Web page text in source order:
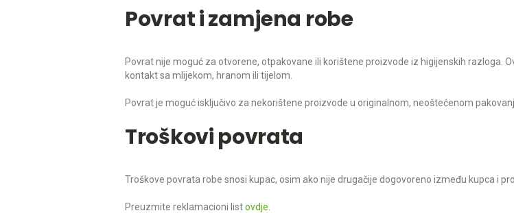
Povrat i zamjena robe
Povrat nije moguć za otvorene, otpakovane ili korištene proizvode iz higijenskih razloga.
kontakt sa mlijekom, hranom ili tijelom.
Povrat je moguć isključivo za nekorištene proizvode u originalnom, neoštećenom
Troškovi povrata
Troškove povrata robe snosi kupac, osim ako nije drugačije dogovoreno između kupca i
Preuzmite reklamacioni listovdje